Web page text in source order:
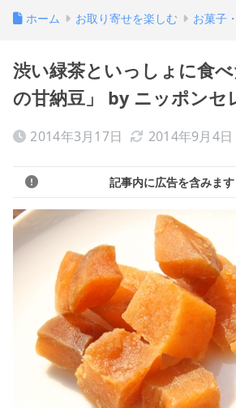
ホーム お取り寄せを楽しむ お菓子
渋い緑茶といっしょに食
の甘納豆」 by ニッポンセ
2014年3月17日 2014年9月4日
記事内に広告を含みます